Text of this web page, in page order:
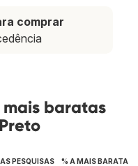
comprar
baratas
PESQUISAS % A MAIS BARATA